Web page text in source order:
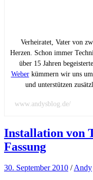
Verheiratet, Vater von
Herzen. Schon immer
über 15 Jahren
Weberkümmern wir uns
und unterstützen
www.andysblog.de/
Installation von
Fassung
30. September 2010 /Andy